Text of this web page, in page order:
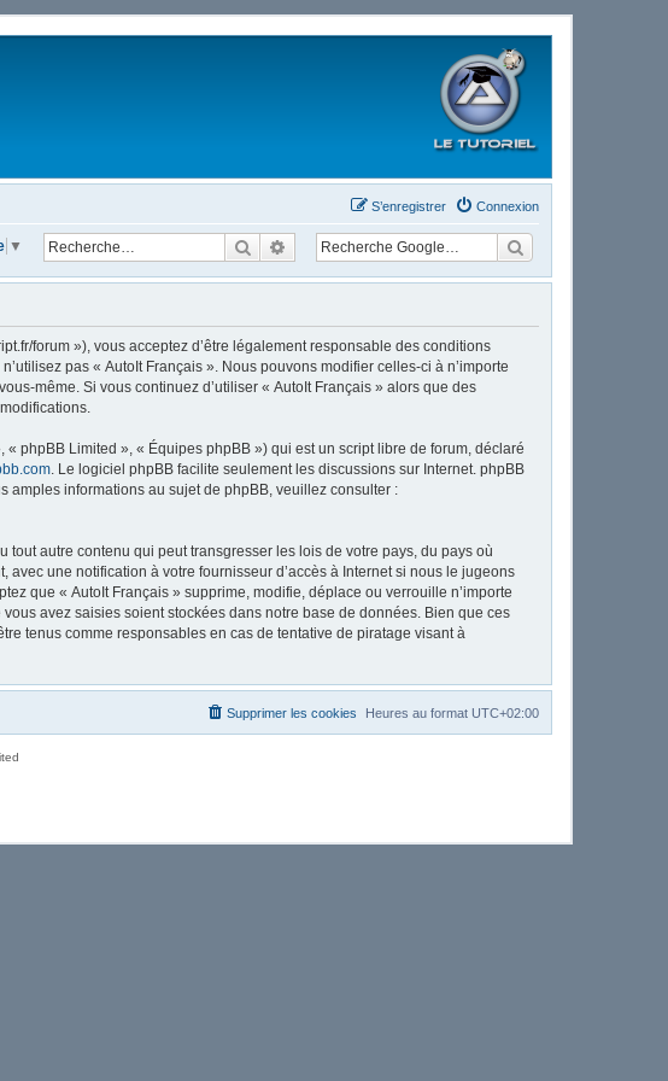
Connexion
S’enregistrer
RechercherRecherche avancée
▼
forum »), vous acceptez d’être légalement responsable des conditions
pas « AutoIt Français ». Nous pouvons modifier celles-ci à n’importe
même. Si vous continuez d’utiliser « AutoIt Français » alors que des
phpBB Limited », « Équipes phpBB ») qui est un script libre de forum, déclaré
. Le logiciel phpBB facilite seulement les discussions sur Internet. phpBB
amples informations au sujet de phpBB, veuillez consulter :
autre contenu qui peut transgresser les lois de votre pays, du pays où
une notification à votre fournisseur d’accès à Internet si nous le jugeons
que « AutoIt Français » supprime, modifie, déplace ou verrouille n’importe
avez saisies soient stockées dans notre base de données. Bien que ces
tenus comme responsables en cas de tentative de piratage visant à
Heures au format UTC+02:00
Supprimer les cookies